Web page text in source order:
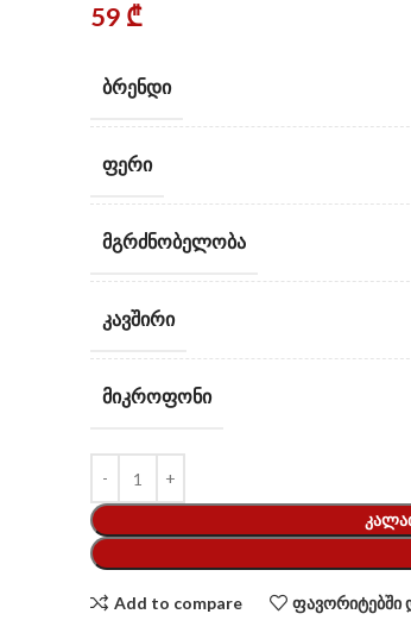
59 ₾
ᲑᲠᲔᲜᲓᲘ
ᲤᲔᲠᲘ
ᲛᲒᲠᲫᲜᲝᲑᲔᲚᲝᲑᲐ
ᲙᲐᲕᲨᲘᲠᲘ
ᲛᲘᲙᲠᲝᲤᲝᲜᲘ
Add to compare ფავორიტებში